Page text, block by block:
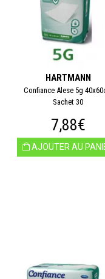
HARTMANN
Confiance Alese 5g
Sachet 30
7,88€
AJOUTER AU